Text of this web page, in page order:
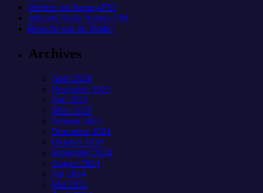
Werben bei Sunray-FM
Jobs bei Radio Sunray-FM
Besuche uns im Studio
Archives
April 2026
Dezember 2025
Juni 2025
März 2025
Februar 2025
Dezember 2024
Oktober 2024
September 2024
August 2024
Juli 2024
Mai 2024